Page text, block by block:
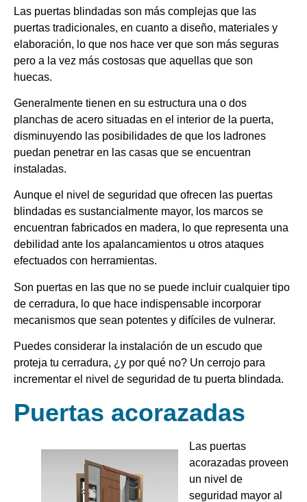
Las puertas blindadas son más complejas que las
puertas tradicionales, en cuanto a diseño, materiales y
elaboración, lo que nos hace ver que son más seguras
pero a la vez más costosas que aquellas que son
huecas.
Generalmente tienen en su estructura una o dos
planchas de acero situadas en el interior de la puerta,
disminuyendo las posibilidades de que los ladrones
puedan penetrar en las casas que se encuentran
instaladas.
Aunque el nivel de seguridad que ofrecen las puertas
blindadas es sustancialmente mayor, los marcos se
encuentran fabricados en madera, lo que representa una
debilidad ante los apalancamientos u otros ataques
efectuados con herramientas.
Son puertas en las que no se puede incluir cualquier tipo
de cerradura, lo que hace indispensable incorporar
mecanismos que sean potentes y difíciles de vulnerar.
Puedes considerar la instalación de un escudo que
proteja tu cerradura, ¿y por qué no? Un cerrojo para
incrementar el nivel de seguridad de tu puerta blindada.
Puertas acorazadas
Las puertas
acorazadas proveen
un nivel de
seguridad mayor al